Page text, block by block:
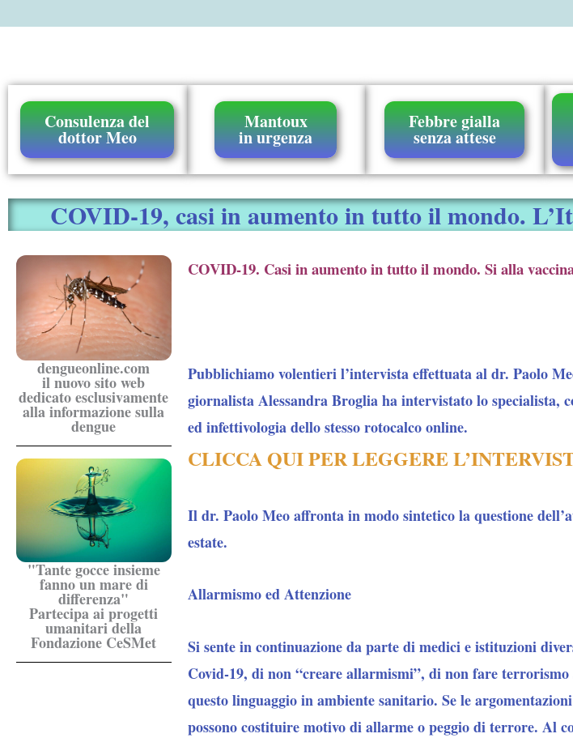
Consulenza del
dottor Meo
Mantoux
in urgenza
Febbre gialla
senza attese
COVID-19, casi in aumento in tutto il mondo.
dengueonline.com
il nuovo sito web
dedicato esclusivamente
alla informazione sulla
dengue
"Tante gocce insieme
fanno un mare di
differenza"
Partecipa ai progetti
umanitari della
Fondazione CeSMet
COVID-19. Casi in aumento in tutto il mondo. Si alla
Pubblichiamo volentieri l’intervista effettuata al dr. Paolo
giornalista Alessandra Broglia ha intervistato lo specialista,
ed infettivologia dello stesso rotocalco online.
CLICCA QUI PER LEGGERE
Il dr. Paolo Meo affronta in modo sintetico la questione
estate.
Allarmismo ed Attenzione
Si sente in continuazione da parte di medici e istituzioni
Covid-19, di non “creare allarmismi”, di non fare
questo linguaggio in ambiente sanitario. Se le
possono costituire motivo di allarme o peggio di terrore. Al